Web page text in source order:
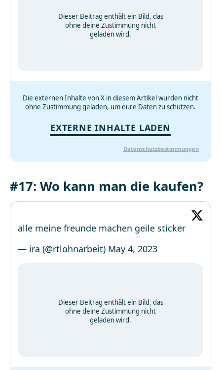
Dieser Beitrag enthält ein Bild, das
ohne deine Zustimmung nicht
geladen wird.
Die externen Inhalte von X in diesem Artikel wurden nicht
ohne Zustimmung geladen, um eure Daten zu schützen.
EXTERNE INHALTE LADEN
Datenschutzbestimmungen
#17: Wo kann man die kaufen?
alle meine freunde machen geile sticker
— ira (@rtlohnarbeit) May 4, 2023
Dieser Beitrag enthält ein Bild, das
ohne deine Zustimmung nicht
geladen wird.